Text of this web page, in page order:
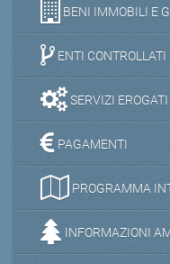
BENI IMMOBILI E
ENTI CONTROLLATI
SERVIZI EROGATI
PAGAMENTI
PROGRAMMA
INFORMAZIONI